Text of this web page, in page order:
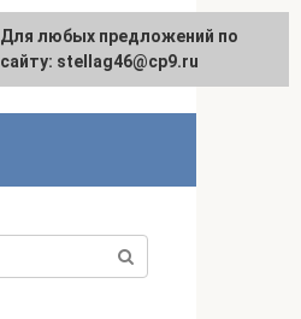
Для любых предложений по
сайту: stellag46@cp9.ru